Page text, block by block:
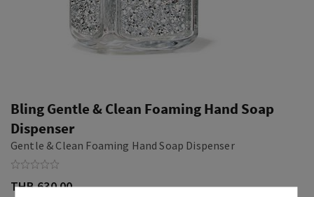
Bling Gentle & Clean Foaming Hand Soap
Dispenser
Gentle & Clean Foaming Hand Soap Dispenser
THB 630.00